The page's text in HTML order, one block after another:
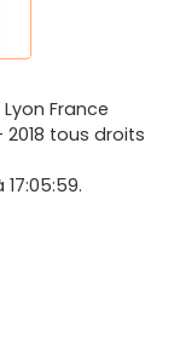
Lyon France
2018 tous droits